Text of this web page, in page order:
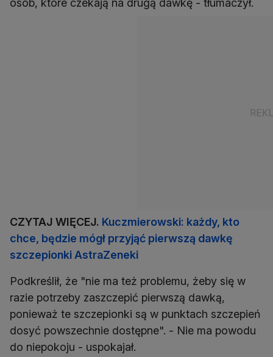
osób, które czekają na drugą dawkę - tłumaczył.
CZYTAJ WIĘCEJ. Kuczmierowski: każdy, kto
chce, będzie mógł przyjąć pierwszą dawkę
szczepionki AstraZeneki
Podkreślił, że "nie ma też problemu, żeby się w
razie potrzeby zaszczepić pierwszą dawką,
ponieważ te szczepionki są w punktach szczepień
dosyć powszechnie dostępne". - Nie ma powodu
do niepokoju - uspokajał.